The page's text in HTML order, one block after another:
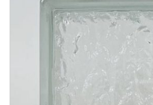
3. Ảnh công trình thực